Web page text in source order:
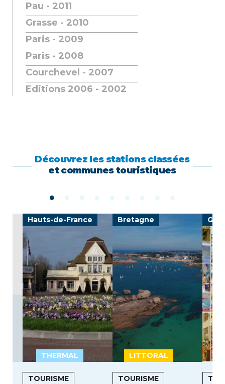
Pau - 2011
Grasse - 2010
Paris - 2009
Paris - 2008
Courchevel - 2007
Editions 2006 - 2002
Découvrez les stations classées
et communes touristiques
THERMAL
Hauts-de-France
LITTORAL
TOURISME
Bretagne
TOURISME